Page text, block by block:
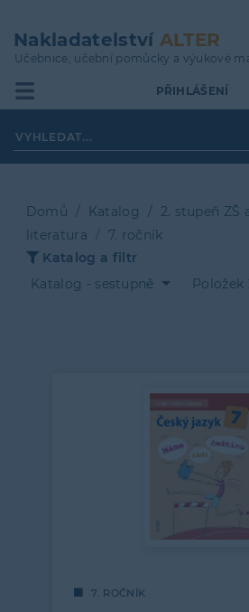
hlavnímu
obsahu
Nakladatelství ALTER
Učebnice, učební pomůcky a výukové
PŘIHLÁŠENÍ
Drobečková
navigace
Domů Katalog
2. stupeň ZŠ
literatura
7. ročník
Katalog a filtr
Katalog - sestupně
Položek
7. ROČNÍK